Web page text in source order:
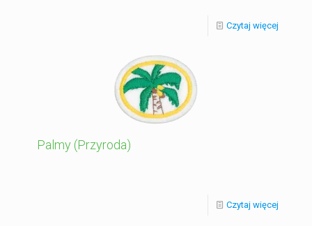
Czytaj więcej
Palmy (Przyroda)
Czytaj więcej